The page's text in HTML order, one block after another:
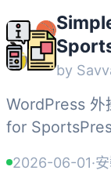
by
WordPress
for
2026-06-01·